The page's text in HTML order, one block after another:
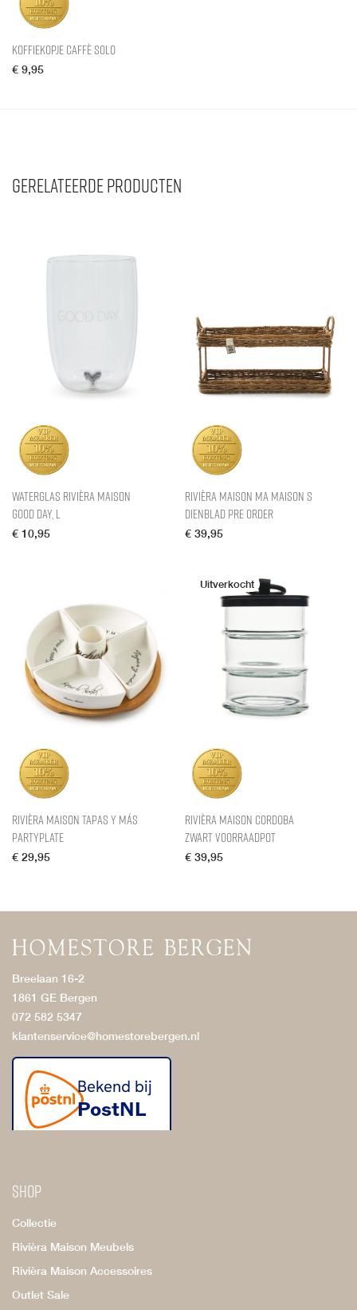
Koffiekopje Caffè Solo
€ 9,95
Gerelateerde producten
Waterglas Rivièra Maison
Good Day, L
€ 10,95
Rivièra Maison Ma Maison S
Dienblad pre order
€ 39,95
Rivièra Maison Tapas y Más
PartyPlate
€ 29,95
Rivièra Maison Cordoba
Zwart Voorraadpot
€ 39,95
Breelaan 16-2
1861 GE Bergen
072 582 5347
klantenservice@homestorebergen.nl
Shop
Collectie
Rivièra Maison Meubels
Rivièra Maison Accessoires
Outlet Sale